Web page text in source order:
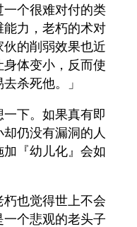
一个很难对付的类
力，老朽的术对
的削弱效果也近
体变小，反而使
杀死他。」
下。如果真有即
仍没有漏洞的人
『幼儿化』会如
朽也觉得世上不会
个悲观的老头子